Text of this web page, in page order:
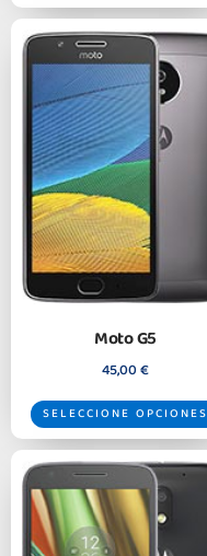
Moto G5
45,00€
SELECCIONE OPCIONES